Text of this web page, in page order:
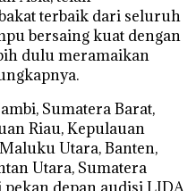
terbaik dari seluruh
bersaing kuat dengan
dulu meramaikan
Sumatera Barat,
Riau, Kepulauan
Utara, Banten,
Utara, Sumatera